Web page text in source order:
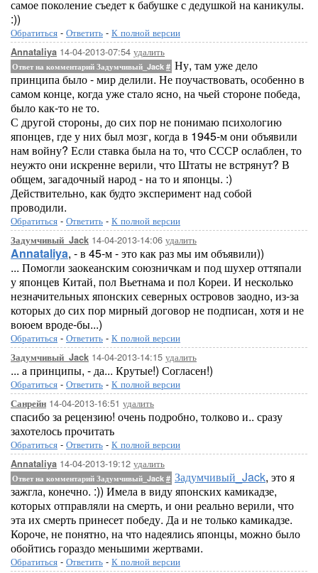
самое поколение съедет к бабушке с дедушкой на каникулы.
:))
Обратиться - Ответить - К полной версии
Annataliya 14-04-2013-07:54 удалить
Ответ на комментарий Задумчивый_Jack # Ну, там уже дело
принципа было - мир делили. Не поучаствовать, особенно в
самом конце, когда уже стало ясно, на чьей стороне победа,
было как-то не то.
С другой стороны, до сих пор не понимаю психологию
японцев, где у них был мозг, когда в 1945-м они объявили
нам войну? Если ставка была на то, что СССР ослаблен, то
неужто они искренне верили, что Штаты не встрянут? В
общем, загадочный народ - на то и японцы. :)
Действительно, как будто эксперимент над собой
проводили.
Обратиться - Ответить - К полной версии
Задумчивый_Jack 14-04-2013-14:06 удалить
Annataliya, - в 45-м - это как раз мы им объявили))
... Помогли заокеанским союзничкам и под шухер оттяпали
у японцев Китай, пол Вьетнама и пол Кореи. И несколько
незначительных японских северных островов заодно, из-за
которых до сих пор мирный договор не подписан, хотя и не
воюем вроде-бы...)
Обратиться - Ответить - К полной версии
Задумчивый_Jack 14-04-2013-14:15 удалить
... а принципы, - да... Крутые!) Согласен!)
Обратиться - Ответить - К полной версии
Санрейн 14-04-2013-16:51 удалить
спасибо за рецензию! очень подробно, толково и.. сразу
захотелось прочитать
Обратиться - Ответить - К полной версии
Annataliya 14-04-2013-19:12 удалить
Ответ на комментарий Задумчивый_Jack # Задумчивый_Jack, это я
зажгла, конечно. :)) Имела в виду японских камикадзе,
которых отправляли на смерть, и они реально верили, что
эта их смерть принесет победу. Да и не только камикадзе.
Короче, не понятно, на что надеялись японцы, можно было
обойтись гораздо меньшими жертвами.
Обратиться - Ответить - К полной версии